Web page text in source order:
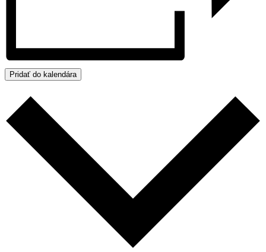
Pridať do kalendára